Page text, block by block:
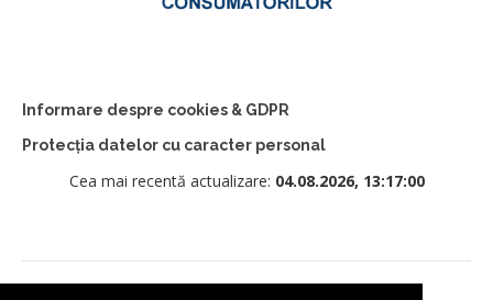
Informare despre cookies & GDPR
Protecția datelor cu caracter personal
Cea mai recentă actualizare: 04.08.2026, 13:17:00